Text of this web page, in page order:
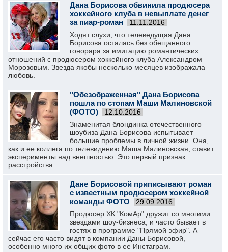
Дана Борисова обвинила продюсера
хоккейного клуба в невыплате денег
за пиар-роман
11.11.2016
Ходят слухи, что телеведущая Дана
Борисова осталась без обещанного
гонорара за имитацию романтических
отношений с продюсером хоккейного клуба Александром
Морозовым. Звезда якобы несколько месяцев изображала
любовь.
"Обезображенная" Дана Борисова
пошла по стопам Маши Малиновской
(ФОТО)
12.10.2016
Знаменитая блондинка отечественного
шоубиза Дана Борисова испытывает
большие проблемы в личной жизни. Она,
как и ее коллега по телевидению Маша Малиновская, ставит
эксперименты над внешностью. Это первый признак
расстройства.
Дане Борисовой приписывают роман
с известным продюсером хоккейной
команды ФОТО
29.09.2016
Продюсер ХК "КомАр" дружит со многими
звездами шоу-бизнеса, и часто бывает в
гостях в программе "Прямой эфир". А
сейчас его часто видят в компании Даны Борисовой,
особенно много их общих фото в ее Инстаграм.